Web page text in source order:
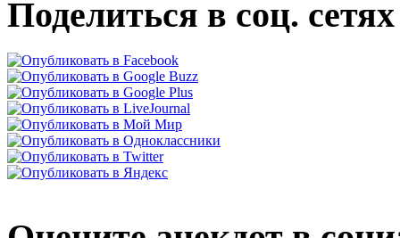
Поделиться в соц. сетях